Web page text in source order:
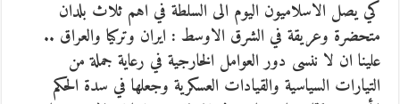
كي يصل الاسلاميون اليوم الى السلطة في اهم ثلاث بلدان
متحضرة وعريقة في الشرق الاوسط : ايران وتركيا والعراق ..
علينا ان لا ننسى دور العوامل الخارجية في رعاية جملة من
التيارات السياسية والقيادات العسكرية وجعلها في سدة الحكم